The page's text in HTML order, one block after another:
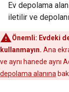
Ev depolama
iletilir ve
Önemli: Evdeki
kullanmayın. Ana
ve aynı hanede aynı
depolama alanına